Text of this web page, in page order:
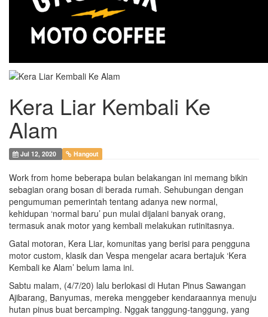
Kera Liar Kembali Ke
Alam
Jul 12, 2020 Hangout
Work from home beberapa bulan belakangan ini memang bikin
sebagian orang bosan di berada rumah. Sehubungan dengan
pengumuman pemerintah tentang adanya new normal,
kehidupan ‘normal baru’ pun mulai dijalani banyak orang,
termasuk anak motor yang kembali melakukan rutinitasnya.
Gatal motoran, Kera Liar, komunitas yang berisi para pengguna
motor custom, klasik dan Vespa mengelar acara bertajuk ‘Kera
Kembali ke Alam’ belum lama ini.
Sabtu malam, (4/7/20) lalu berlokasi di Hutan Pinus Sawangan
Ajibarang, Banyumas, mereka menggeber kendaraannya menuju
hutan pinus buat bercamping. Nggak tanggung-tanggung, yang